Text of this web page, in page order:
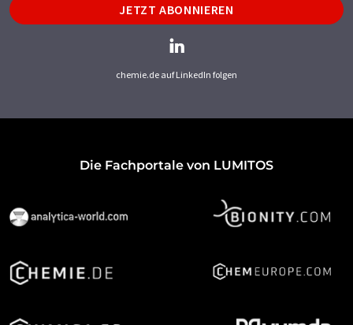
JETZT ABONNIEREN
chemie.de auf LinkedIn folgen
Die Fachportale von LUMITOS